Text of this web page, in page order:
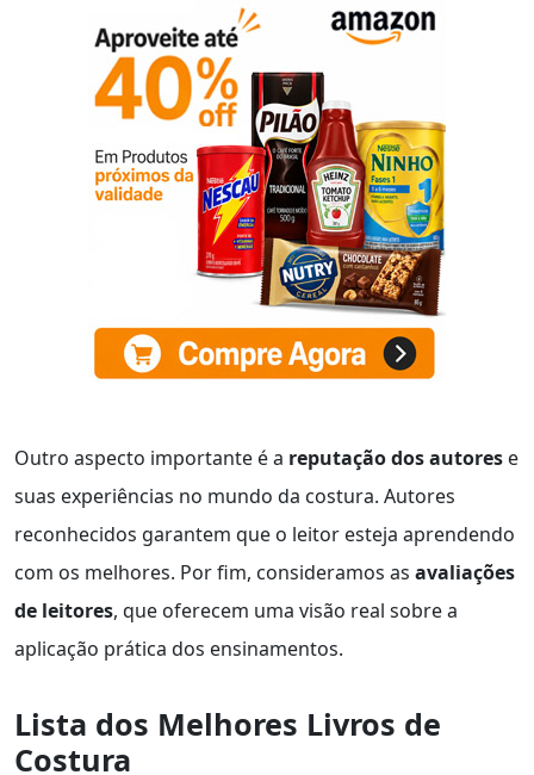
Outro aspecto importante é a reputação dos autores e
suas experiências no mundo da costura. Autores
reconhecidos garantem que o leitor esteja aprendendo
com os melhores. Por fim, consideramos as avaliações
de leitores, que oferecem uma visão real sobre a
aplicação prática dos ensinamentos.
Lista dos Melhores Livros de
Costura